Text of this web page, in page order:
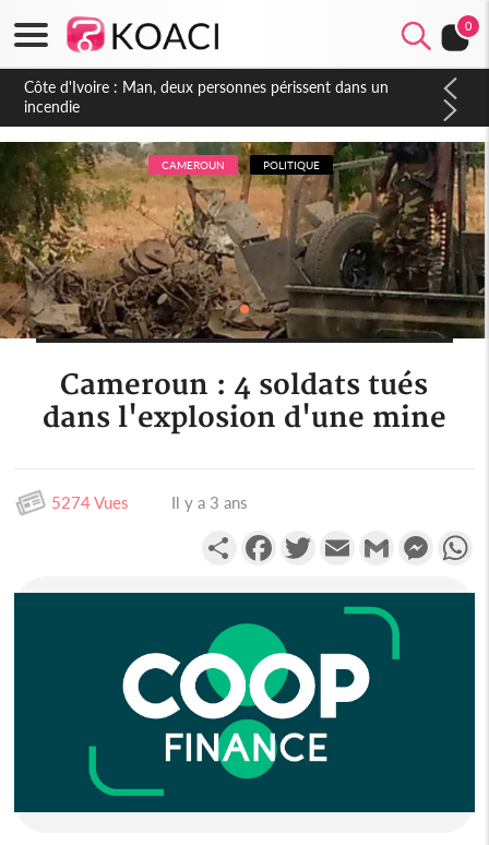
0
Côte d'Ivoire : Séileu, la célébration de la fête nationale
transformée en vaste campagne contre les produits
dépigmentants dangereux
CAMEROUN POLITIQUE
Cameroun : 4 soldats tués
dans l'explosion d'une mine
5274 Vues Il y a 3 ans
PartagerFacebookTwitterEmail Gmail